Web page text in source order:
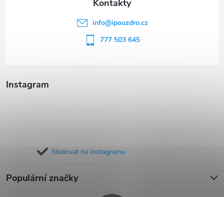
Instagram
Sledovat na Instagramu
Populární značky
info@ipouzdro.cz
777 503 645